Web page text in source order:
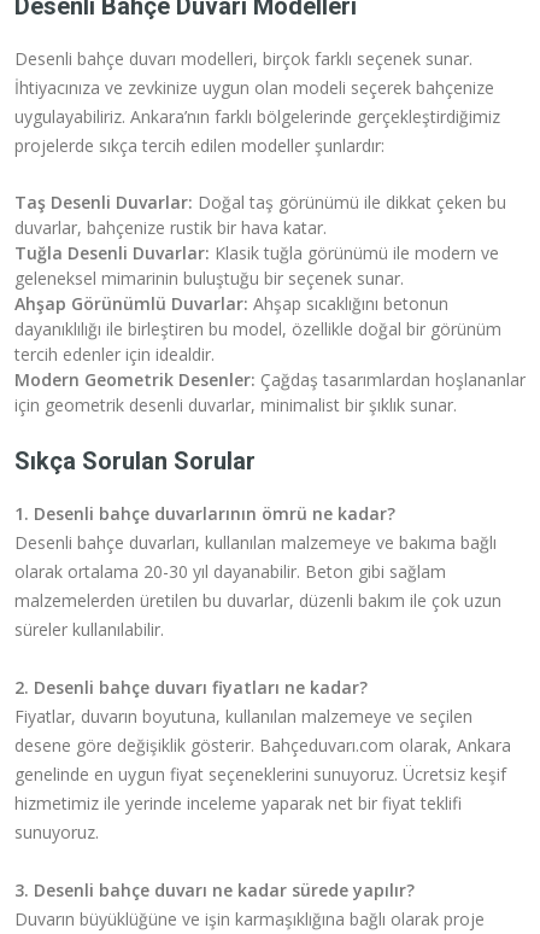
Desenli Bahçe Duvarı Modelleri
Desenli bahçe duvarı modelleri, birçok farklı seçenek sunar.
İhtiyacınıza ve zevkinize uygun olan modeli seçerek bahçenize
uygulayabiliriz. Ankara’nın farklı bölgelerinde gerçekleştirdiğimiz
projelerde sıkça tercih edilen modeller şunlardır:
Taş Desenli Duvarlar: Doğal taş görünümü ile dikkat çeken bu
duvarlar, bahçenize rustik bir hava katar.
Tuğla Desenli Duvarlar: Klasik tuğla görünümü ile modern ve
geleneksel mimarinin buluştuğu bir seçenek sunar.
Ahşap Görünümlü Duvarlar: Ahşap sıcaklığını betonun
dayanıklılığı ile birleştiren bu model, özellikle doğal bir görünüm
tercih edenler için idealdir.
Modern Geometrik Desenler: Çağdaş tasarımlardan hoşlananlar
için geometrik desenli duvarlar, minimalist bir şıklık sunar.
Sıkça Sorulan Sorular
1. Desenli bahçe duvarlarının ömrü ne kadar?
Desenli bahçe duvarları, kullanılan malzemeye ve bakıma bağlı
olarak ortalama 20-30 yıl dayanabilir. Beton gibi sağlam
malzemelerden üretilen bu duvarlar, düzenli bakım ile çok uzun
süreler kullanılabilir.
2. Desenli bahçe duvarı fiyatları ne kadar?
Fiyatlar, duvarın boyutuna, kullanılan malzemeye ve seçilen
desene göre değişiklik gösterir. Bahçeduvarı.com olarak, Ankara
genelinde en uygun fiyat seçeneklerini sunuyoruz. Ücretsiz keşif
hizmetimiz ile yerinde inceleme yaparak net bir fiyat teklifi
sunuyoruz.
3. Desenli bahçe duvarı ne kadar sürede yapılır?
Duvarın büyüklüğüne ve işin karmaşıklığına bağlı olarak proje